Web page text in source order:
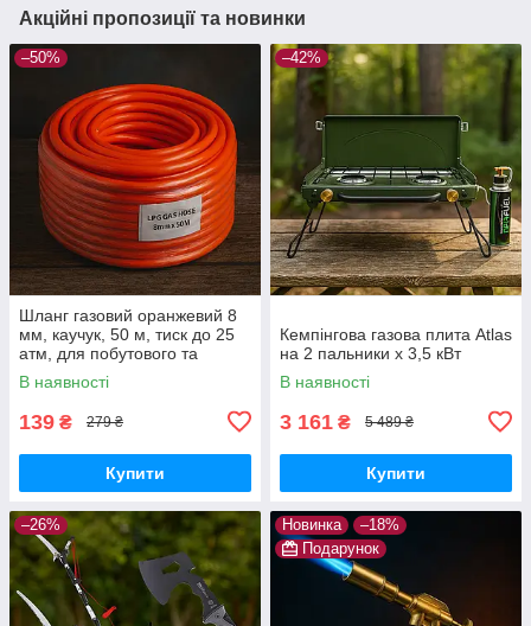
Акційні пропозиції та новинки
–50%
Шланг газовий оранжевий 8
мм, каучук, 50 м, тиск до 25
атм, для побутового та
промислового використання
В наявності
139 ₴ 279 ₴
Купити
–42%
Кемпінгова газова плита Atlas
на 2 пальники x 3,5 кВт
В наявності
3 161 ₴ 5 489 ₴
Купити
–26% Новинка
–18%
Подарунок